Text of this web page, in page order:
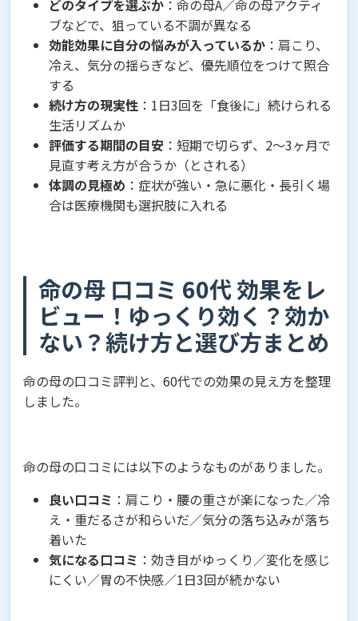
どのタイプを選ぶか ：命の母A／命の母アクティ
ブなどで、狙っている不調が異なる
効能効果に自分の悩みが入っているか ：肩こり、
冷え、気分の揺らぎなど、優先順位をつけて照合
する
続け方の現実性 ：1日3回を「食後に」続けられる
生活リズムか
評価する期間の目安 ：短期で切らず、2〜3ヶ月で
見直す考え方が合うか（とされる）
体調の見極め ：症状が強い・急に悪化・長引く場
合は医療機関も選択肢に入れる
命の母 口コミ 60代 効果をレ
ビュー！ゆっくり効く？効か
ない？続け方と選び方まとめ
命の母の口コミ評判と、60代での効果の見え方を整理
しました。
命の母の口コミには以下のようなものがありました。
良い口コミ ：肩こり・腰の重さが楽になった／冷
え・重だるさが和らいだ／気分の落ち込みが落ち
着いた
気になる口コミ ：効き目がゆっくり／変化を感じ
にくい／胃の不快感／1日3回が続かない